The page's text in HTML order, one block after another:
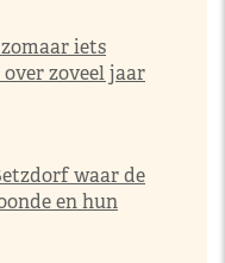
iets
zoveel jaar
waar de
en hun